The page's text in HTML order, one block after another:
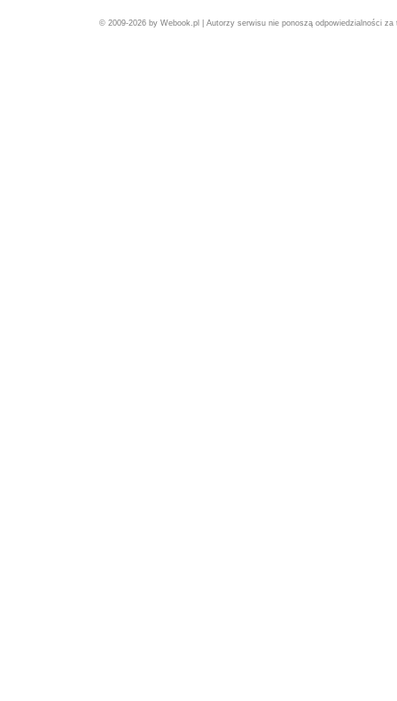
© 2009-2026 by Webook.pl | Autorzy serwisu nie ponoszą odpowiedzialności